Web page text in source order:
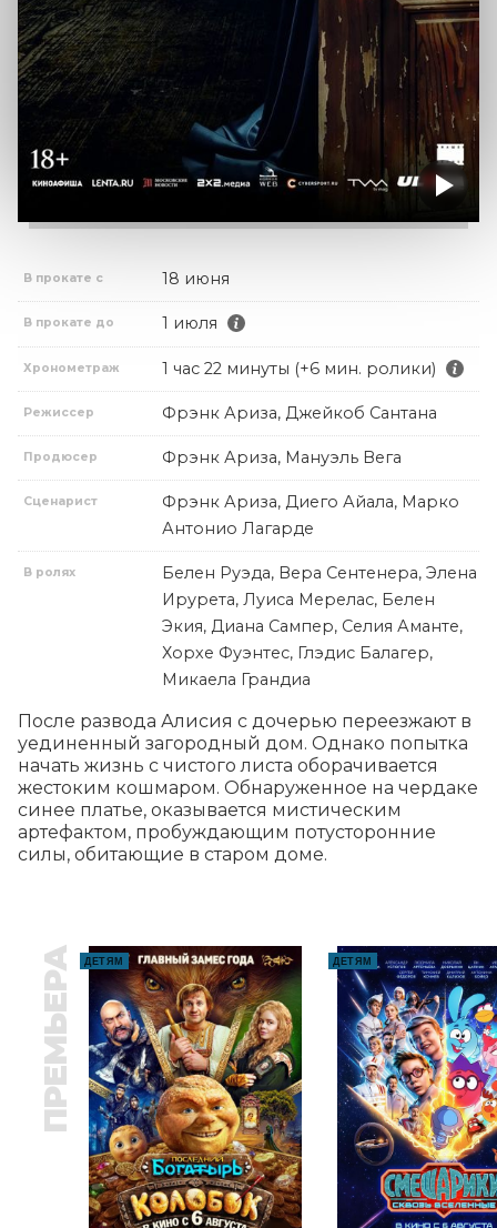
В прокате с 18 июня
В прокате до 1 июля
Хронометраж 1 час 22 минуты (+6 мин. ролики)
Режиссер Фрэнк Ариза, Джейкоб Сантана
Продюсер Фрэнк Ариза, Мануэль Вега
Сценарист
Фрэнк Ариза, Диего Айала, Марко
Антонио Лагарде
В ролях
Белен Руэда, Вера Сентенера, Элена
Ирурета, Луиса Мерелас, Белен
Экия, Диана Сампер, Селия Аманте,
Хорхе Фуэнтес, Глэдис Балагер,
Микаела Грандиа
После развода Алисия с дочерью переезжают в
уединенный загородный дом. Однако попытка
начать жизнь с чистого листа оборачивается
жестоким кошмаром. Обнаруженное на чердаке
синее платье, оказывается мистическим
артефактом, пробуждающим потусторонние
силы, обитающие в старом доме.
ПРЕМЬЕРА ДЕТЯМ ДЕТЯМ